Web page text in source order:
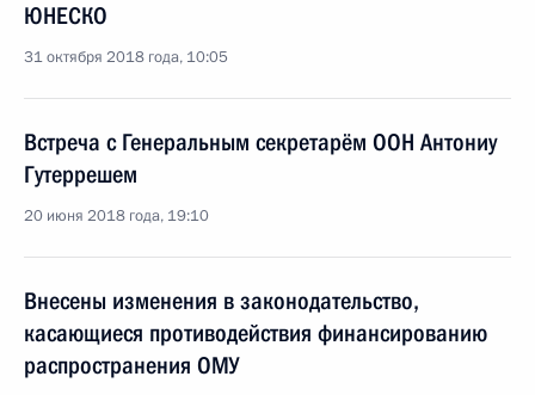
ЮНЕСКО
31 октября 2018 года, 10:05
Встреча с Генеральным секретарём ООН Антониу
Гутеррешем
20 июня 2018 года, 19:10
Внесены изменения в законодательство,
касающиеся противодействия финансированию
распространения ОМУ